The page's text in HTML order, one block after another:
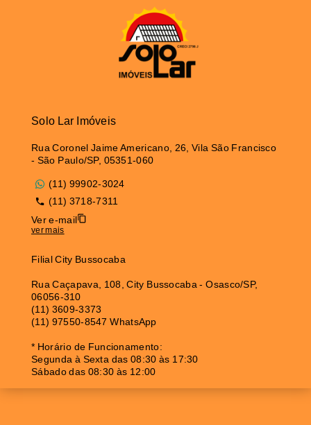
Solo Lar Imóveis
Rua Coronel Jaime Americano, 26, Vila São Francisco
- São Paulo/SP, 05351-060
(11) 99902-3024
(11) 3718-7311
Ver e-mail
ver mais
Filial City Bussocaba
Rua Caçapava, 108, City Bussocaba - Osasco/SP,
06056-310
(11) 3609-3373
(11) 97550-8547 WhatsApp
* Horário de Funcionamento:
Segunda à Sexta das 08:30 às 17:30
Sábado das 08:30 às 12:00